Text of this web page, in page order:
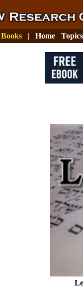
Books | Home Topics